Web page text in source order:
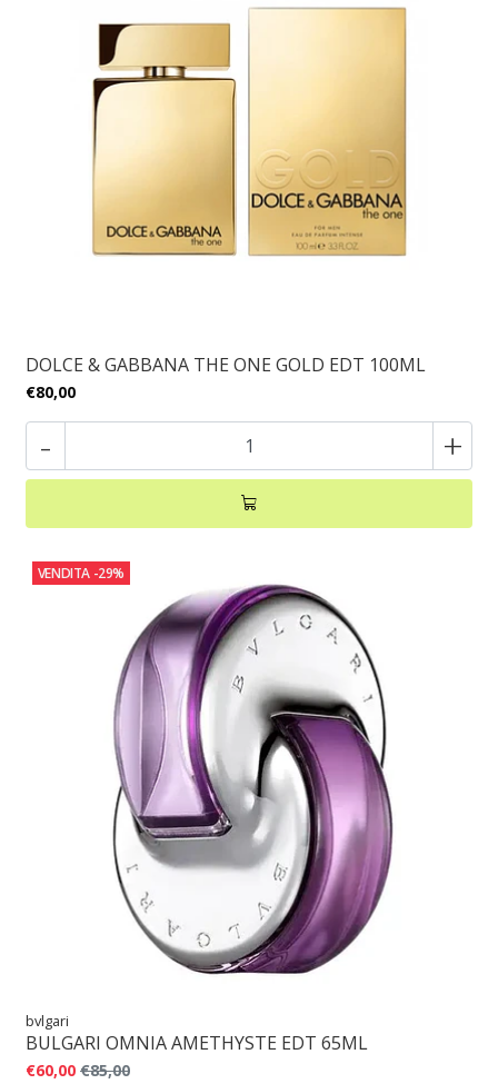
DOLCE & GABBANA THE ONE GOLD EDT 100ML
€80,00
- +
VENDITA -29%
bvlgari
BULGARI OMNIA AMETHYSTE EDT 65ML
€60,00 €85,00